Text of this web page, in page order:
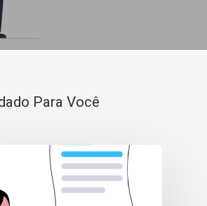
Para Você